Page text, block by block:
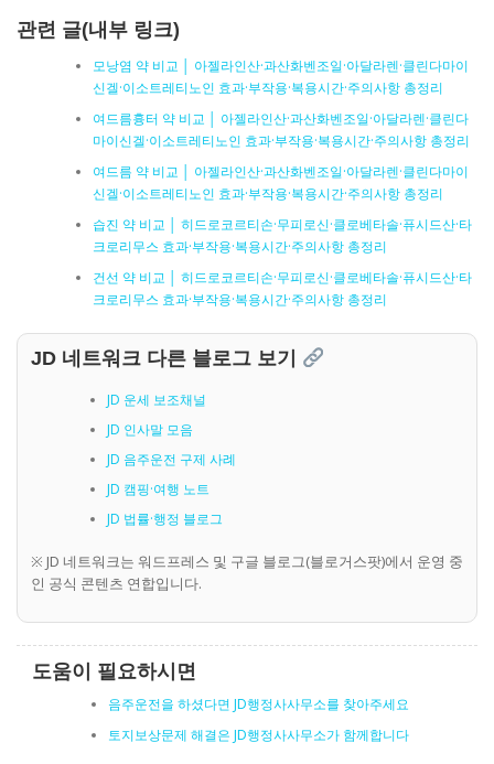
관련 글(내부 링크)
모낭염 약 비교 │ 아젤라인산·과산화벤조일·아달라렌·클린다마이
신겔·이소트레티노인 효과·부작용·복용시간·주의사항 총정리
여드름흉터 약 비교 │ 아젤라인산·과산화벤조일·아달라렌·클린다
마이신겔·이소트레티노인 효과·부작용·복용시간·주의사항 총정리
여드름 약 비교 │ 아젤라인산·과산화벤조일·아달라렌·클린다마이
신겔·이소트레티노인 효과·부작용·복용시간·주의사항 총정리
습진 약 비교 │ 히드로코르티손·무피로신·클로베타솔·퓨시드산·타
크로리무스 효과·부작용·복용시간·주의사항 총정리
건선 약 비교 │ 히드로코르티손·무피로신·클로베타솔·퓨시드산·타
크로리무스 효과·부작용·복용시간·주의사항 총정리
JD 네트워크 다른 블로그 보기
JD 운세 보조채널
JD 인사말 모음
JD 음주운전 구제 사례
JD 캠핑·여행 노트
JD 법률·행정 블로그
※ JD 네트워크는 워드프레스 및 구글 블로그(블로거스팟)에서 운영 중
인 공식 콘텐츠 연합입니다.
도움이 필요하시면
음주운전을 하셨다면 JD행정사사무소를 찾아주세요
토지보상문제 해결은 JD행정사사무소가 함께합니다